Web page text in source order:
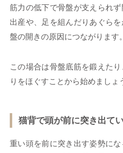
筋力の低下で骨盤が支えられず
出産や、足を組んだりあぐら
盤の開きの原因につながります。
この場合は骨盤底筋を鍛えた
りをほぐすことから始めましょ
猫背で頭が前に突き出て
重い頭を前に突き出す姿勢に